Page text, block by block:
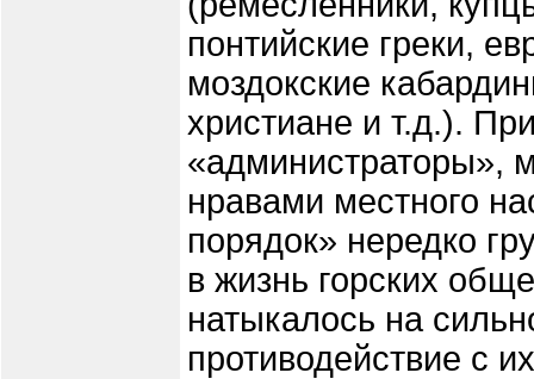
понтийские греки,
моздокские
христиане и т.д.).
«администраторы»,
нравами местного
порядок» нередко
в жизнь горских
натыкалось на
противодействие с